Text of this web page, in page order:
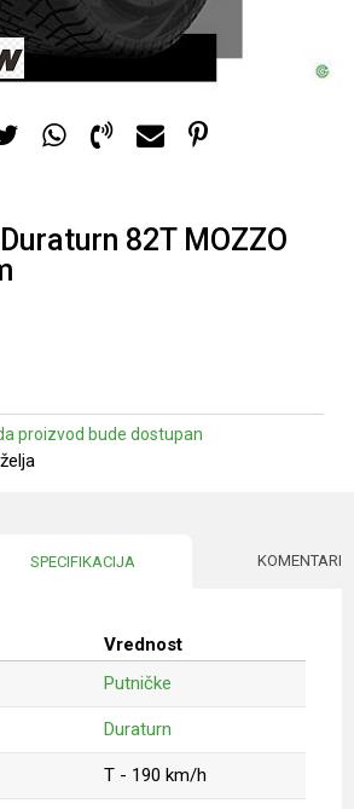
82T MOZZO
proizvod bude dostupan
SPECIFIKACIJA KOMENTARI
Vrednost
Putničke
Duraturn
T - 190 km/h